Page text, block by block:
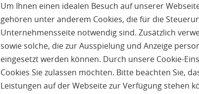
Um Ihnen einen idealen Besuch auf unserer
gehören unter anderem Cookies, die für die
Unternehmensseite notwendig sind. Zusätzlich
sowie solche, die zur Ausspielung und Anzeige
eingesetzt werden können. Durch unsere Cookie-
Cookies Sie zulassen möchten. Bitte beachten Sie,
Leistungen auf der Webseite zur Verfügung stehen